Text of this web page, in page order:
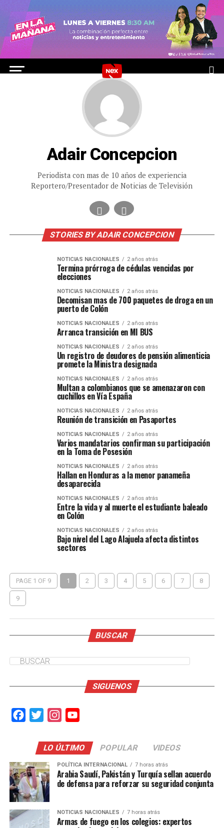
Adair Concepcion
Periodista con mas de 10 años de experiencia
Reportero/Presentador de Noticias de Televisión
STORIES BY ADAIR CONCEPCION
NOTICIAS NACIONALES 2 años atrás
Termina prórroga de cédulas vencidas por
elecciones
NOTICIAS NACIONALES 2 años atrás
Decomisan mas de 700 paquetes de droga en un
puerto de Colón
NOTICIAS NACIONALES 2 años atrás
Arranca transición en MI BUS
NOTICIAS NACIONALES 2 años atrás
Un registro de deudores de pensión alimenticia
promete la Ministra designada
NOTICIAS NACIONALES 2 años atrás
Multan a colombianos que se amenazaron con
cuchillos en Vía España
NOTICIAS NACIONALES 2 años atrás
Reunión de transición en Pasaportes
NOTICIAS NACIONALES 2 años atrás
Varios mandatarios confirman su participación
en la Toma de Posesión
NOTICIAS NACIONALES 2 años atrás
Hallan en Honduras a la menor panameña
desaparecida
NOTICIAS NACIONALES 2 años atrás
Entre la vida y al muerte el estudiante baleado
en Colón
NOTICIAS NACIONALES 2 años atrás
Bajo nivel del Lago Alajuela afecta distintos
sectores
PAGE 1 OF 9 1 2 3 4 5 6 7 8
9
BUSCAR
SIGUENOS
FacebookTwitterInstagram
LO ÚLTIMO POPULAR VIDEOS
POLÍTICA INTERNACIONAL 7 horas atrás
Arabia Saudí, Pakistán y Turquía sellan acuerdo
de defensa para reforzar su seguridad conjunta
NOTICIAS NACIONALES 7 horas atrás
Armas de fuego en los colegios: expertos